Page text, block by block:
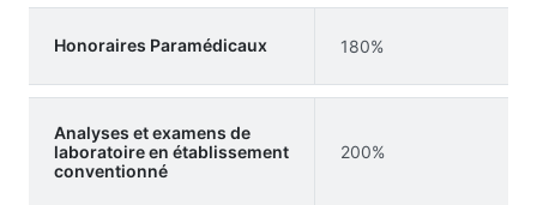
Honoraires Paramédicaux 180%
Analyses et examens de
laboratoire en établissement
conventionné
200%